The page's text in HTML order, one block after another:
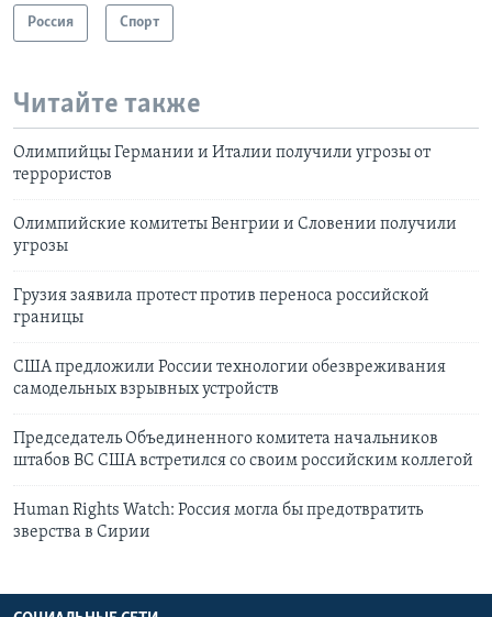
Россия Спорт
Читайте также
Олимпийцы Германии и Италии получили угрозы от
террористов
Олимпийские комитеты Венгрии и Словении получили
угрозы
Грузия заявила протест против переноса российской
границы
США предложили России технологии обезвреживания
самодельных взрывных устройств
Председатель Объединенного комитета начальников
штабов ВС США встретился со своим российским коллегой
Human Rights Watch: Россия могла бы предотвратить
зверства в Сирии